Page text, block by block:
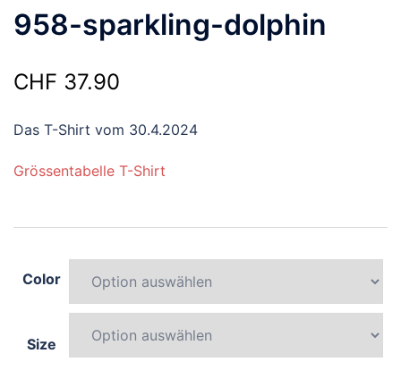
958-sparkling-dolphin
CHF 37.90
Das T-Shirt vom 30.4.2024
Grössentabelle T-Shirt
Color
Size